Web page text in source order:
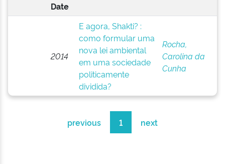
Date
2014
E agora, Shakti? :
como formular uma
nova lei ambiental
em uma sociedade
politicamente
dividida?
Rocha,
Carolina da
Cunha
previous 1 next